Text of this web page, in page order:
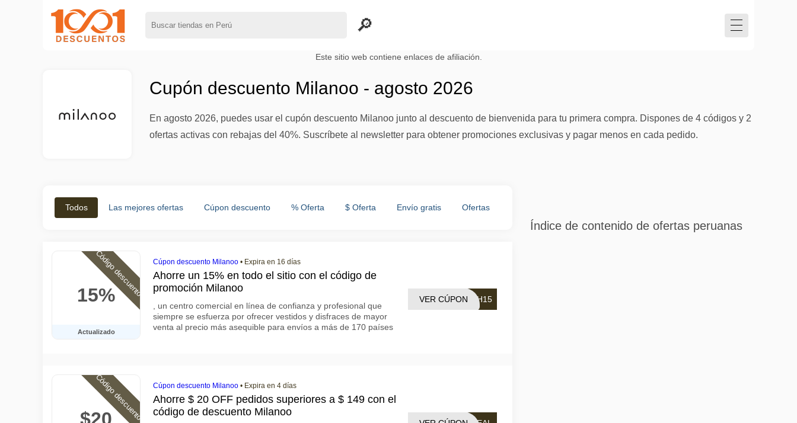
Este sitio web contiene enlaces de afiliación.
Cupón descuento Milanoo - agosto 2026
En agosto 2026, puedes usar el cupón descuento Milanoo junto al descuento de bienvenida para tu primera compra. Dispones de 4 códigos y 2
ofertas activas con rebajas del 40%. Suscríbete al newsletter para obtener promociones exclusivas y pagar menos en cada pedido.
Todos Las mejores ofertas Cúpon descuento % Oferta $ Oferta Envío gratis Ofertas
15%
Actualizado
Código descuento Cúpon descuento Milanoo • Expira en 16 días
Ahorre un 15% en todo el sitio con el código de
promoción Milanoo
, un centro comercial en línea de confianza y profesional que
siempre se esfuerza por ofrecer vestidos y disfraces de mayor
venta al precio más asequible para envíos a más de 170 países
SH15
VER CÚPON
$20
Código descuento Cúpon descuento Milanoo • Expira en 4 días
Ahorre $ 20 OFF pedidos superiores a $ 149 con el
código de descuento Milanoo
Índice de contenido de ofertas peruanas